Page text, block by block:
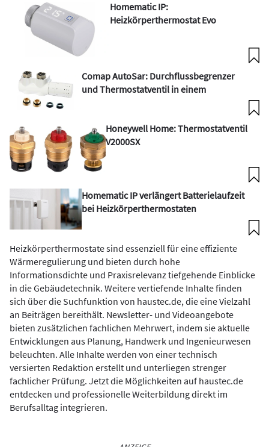
Homematic IP:
Heizkörperthermostat Evo
Comap AutoSar: Durchflussbegrenzer
und Thermostatventil in einem
Honeywell Home: Thermostatventil
V2000SX
Homematic IP verlängert Batterielaufzeit
bei Heizkörperthermostaten
Heizkörperthermostate sind essenziell für eine effiziente
Wärmeregulierung und bieten durch hohe
Informationsdichte und Praxisrelevanz tiefgehende Einblicke
in die Gebäudetechnik. Weitere vertiefende Inhalte finden
sich über die Suchfunktion von haustec.de, die eine Vielzahl
an Beiträgen bereithält. Newsletter- und Videoangebote
bieten zusätzlichen fachlichen Mehrwert, indem sie aktuelle
Entwicklungen aus Planung, Handwerk und Ingenieurwesen
beleuchten. Alle Inhalte werden von einer technisch
versierten Redaktion erstellt und unterliegen strenger
fachlicher Prüfung. Jetzt die Möglichkeiten auf haustec.de
entdecken und professionelle Weiterbildung direkt im
Berufsalltag integrieren.